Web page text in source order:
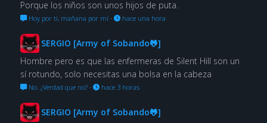
Porque los niños son unos hijos de puta.
Hoy por ti, mañana por mí· hace una hora
SERGIO [Army of Sobando🐸]
Hombre pero es que las enfermeras de Silent Hill son un
sí rotundo, solo necesitas una bolsa en la cabeza
No. ¿Verdad que no?· hace 3 horas
SERGIO [Army of Sobando🐸]